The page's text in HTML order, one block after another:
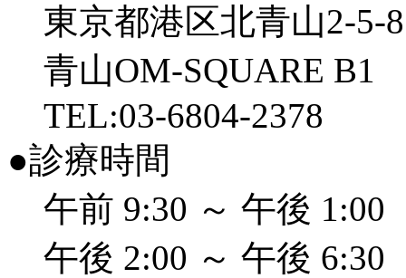
東京都港区北青山2-5-8
青山OM-SQUARE B1
TEL:03-6804-2378
●診療時間
午前 9:30 ～ 午後 1:00
午後 2:00 ～ 午後 6:30